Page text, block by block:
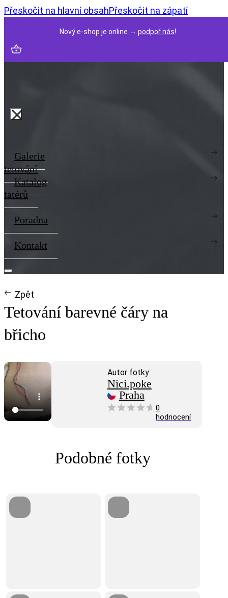
Přeskočit na hlavní obsahPřeskočit na zápatí
Nový e-shop je online → podpoř nás!
Galerie
tetování
Katalog
tatérů
Poradna
Kontakt
Zpět
Autor fotky:
Nici.poke
Praha
0
hodnocení
Tetování barevné čáry na
břicho
Podobné fotky